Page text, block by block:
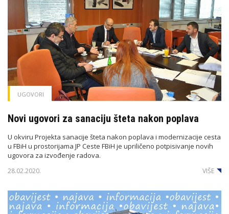
UGOVORI
Novi ugovori za sanaciju šteta nakon poplava
U okviru Projekta sanacije šteta nakon poplava i modernizacije cesta
u FBiH u prostorijama JP Ceste FBiH je upriličeno potpisivanje novih
ugovora za izvođenje radova.
28.02.2020. VIŠE